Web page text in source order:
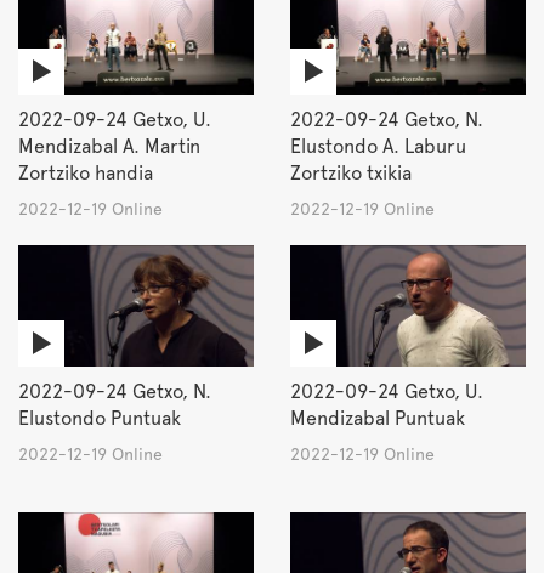
2022-09-24 Getxo, U.
Mendizabal A. Martin
Zortziko handia
2022-12-19 Online
2022-09-24 Getxo, N.
Elustondo A. Laburu
Zortziko txikia
2022-12-19 Online
2022-09-24 Getxo, N.
Elustondo Puntuak
2022-12-19 Online
2022-09-24 Getxo, U.
Mendizabal Puntuak
2022-12-19 Online